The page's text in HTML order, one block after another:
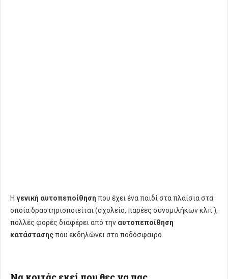
Η γενική αυτοπεποίθηση που έχει ένα παιδί στα πλαίσια στα
οποία δραστηριοποιείται (σχολείο, παρέες συνομιλήκων κλπ.),
πολλές φορές διαφέρει από την αυτοπεποίθηση
κατάστασηςπου εκδηλώνει στο ποδόσφαιρο.